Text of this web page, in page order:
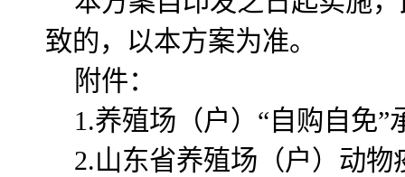
致的，以本方案为准。
附件：
1.养殖场（户）“自购自免”
2.山东省养殖场（户）动物